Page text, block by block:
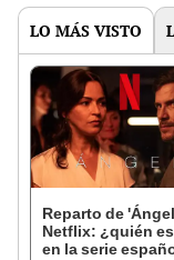
LO MÁS VISTO
Reparto de
Netflix: ¿quién
en la serie